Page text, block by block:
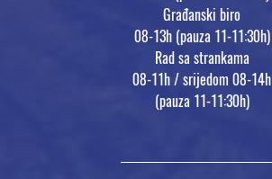
Građanski biro
08-13h (pauza 11-11:30h)
Rad sa strankama
08-11h / srijedom 08-14h
(pauza 11-11:30h)